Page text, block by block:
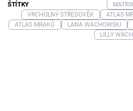
ŠTÍTKY MATRIX
VRCHOLNÝ STŘEDOVĚK
ATLAS
ATLAS MRAKŮ
LANA WACHOWSKI
LILLY